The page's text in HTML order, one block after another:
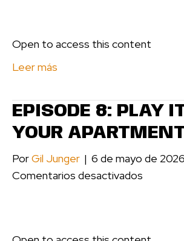
Sheet
Open to access this content
Leer más
EPISODE 8: PLAY
YOUR
PorGil Junger | 6 de mayo de 2026
Comentarios desactivados